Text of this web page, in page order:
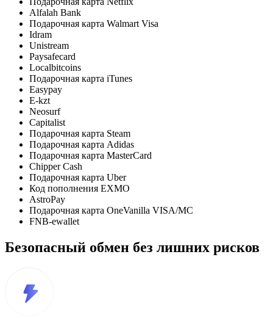
Alfalah Bank
Подарочная карта Walmart Visa
Idram
Unistream
Paysafecard
Localbitcoins
Подарочная карта iTunes
Easypay
E-kzt
Neosurf
Capitalist
Подарочная карта Steam
Подарочная карта Adidas
Подарочная карта MasterCard
Chipper Cash
Подарочная карта Uber
Код пополнения EXMO
AstroPay
Подарочная карта OneVanilla VISA/MC
FNB-ewallet
Безопасный обмен без лишних рисков